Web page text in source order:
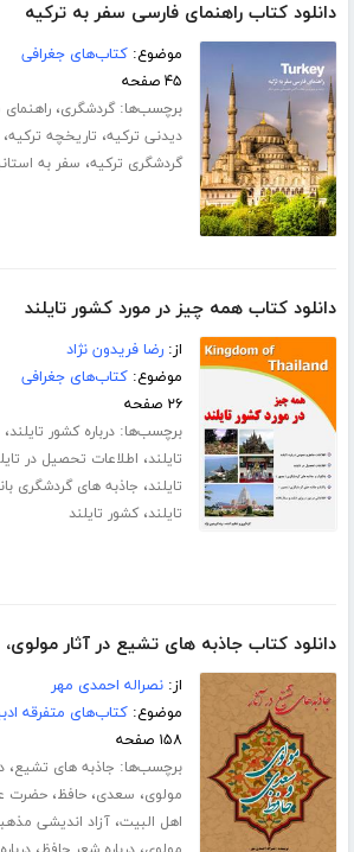
دانلود کتاب راهنمای فارسی سفر به ترکیه
موضوع:کتاب‌های جغرافی
۴۵ صفحه
برچسب‌ها:گردشگری،
دیدنی ترکیه، تاریخچه ترکیه
گردشگری ترکیه، سفر به
دانلود کتاب همه چیز در مورد کشور تایلند
از:رضا فریدون نژاد
موضوع:کتاب‌های جغرافی
۲۶ صفحه
برچسب‌ها:درباره کشور تایلند،
تایلند، اطلاعات تحصیل در
تایلند، جاذبه های گردشگری
تایلند،کشور تایلند
دانلود کتاب جاذبه های تشیع در آثار
از:نصراله احمدی مهر
موضوع:کتاب‌های متفرقه
۱۵۸ صفحه
برچسب‌ها: جاذبه های تشیع،
مولوی، سعدی،حافظ،حضرت
اهل البیت،آزاد اندیشی